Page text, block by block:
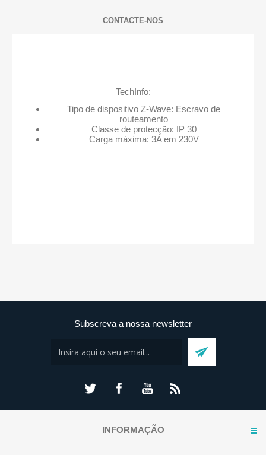
CONTACTE-NOS
TechInfo:
Tipo de dispositivo Z-Wave: Escravo de
routeamento
Classe de protecção: IP 30
Carga máxima: 3A em 230V
Subscreva a nossa newsletter
INFORMAÇÃO